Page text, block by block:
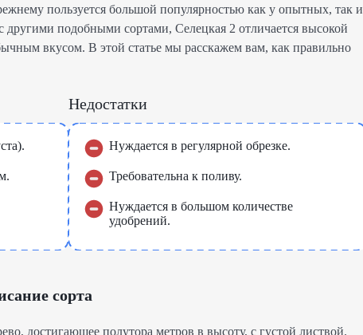
пользуется большой популярностью как у опытных, так и
подобными сортами, Селецкая 2 отличается высокой
вкусом. В этой статье мы расскажем вам, как правильно
Недостатки
Нуждается в регулярной обрезке.
Требовательна к поливу.
Нуждается в большом количестве
удобрений.
сорта
достигающее полутора метров в высоту, с густой листвой.